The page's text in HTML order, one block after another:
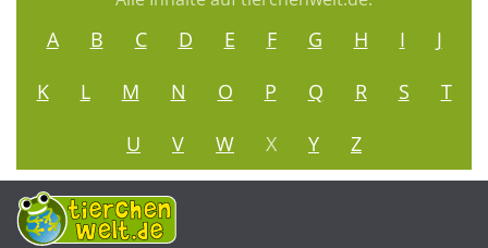
A B C D E F G H I
J
K
L M N O P Q R S
T
U
V W X Y Z